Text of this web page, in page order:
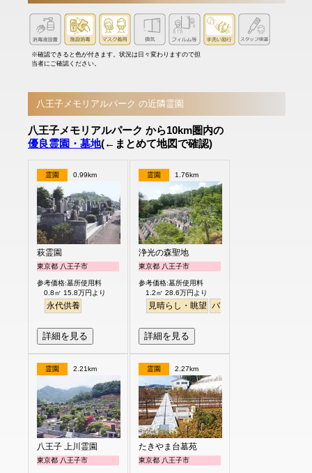
※確認できると色が付きます。状況は日々変わりますので担
当者にご確認ください。
八王子メモリアルパーク の近隣霊園
八王子メモリアルパーク から10km圏内の
優良霊園・墓地(←まとめて地図で確認)
霊園 0.99km
萩霊園
東京都 八王子市
参考価格:墓所使用料
0.8㎡ 15.8万円より
永代供養
詳細を見る
霊園 1.76km
浄光の森聖地
東京都 八王子市
参考価格:墓所使用料
1.2㎡ 28.6万円より
見晴らし・眺望 バリアフリー
詳細を見る
霊園 2.21km
八王子 上川霊園
東京都 八王子市
霊園 2.27km
たきやま台墓苑
東京都 八王子市